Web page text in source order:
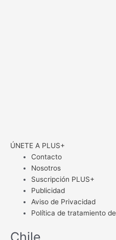
ÚNETE A PLUS+
Contacto
Nosotros
Suscripción PLUS+
Publicidad
Aviso de Privacidad
Política de tratamiento